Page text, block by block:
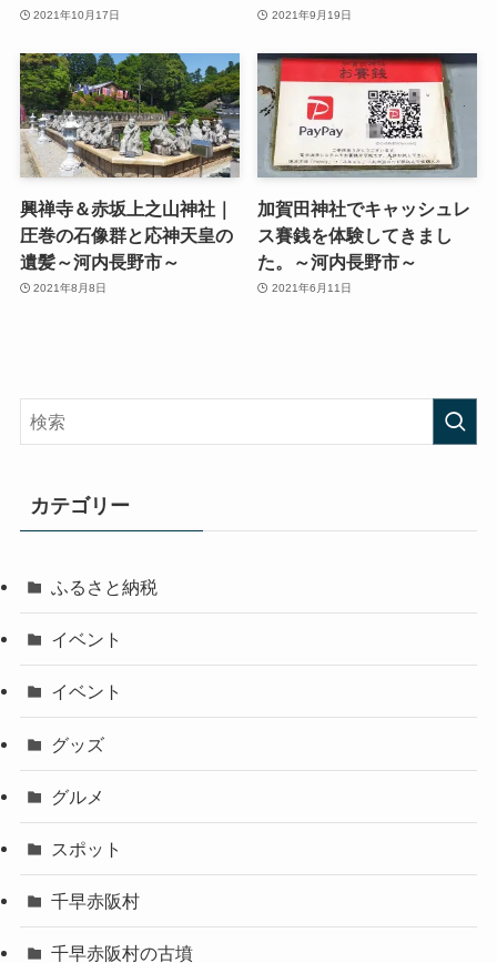
2021年10月17日 2021年9月19日
興禅寺＆赤坂上之山神社｜
圧巻の石像群と応神天皇の
遺髪～河内長野市～
2021年8月8日
加賀田神社でキャッシュレ
ス賽銭を体験してきまし
た。～河内長野市～
2021年6月11日
カテゴリー
ふるさと納税
イベント
イベント
グッズ
グルメ
スポット
千早赤阪村
千早赤阪村の古墳